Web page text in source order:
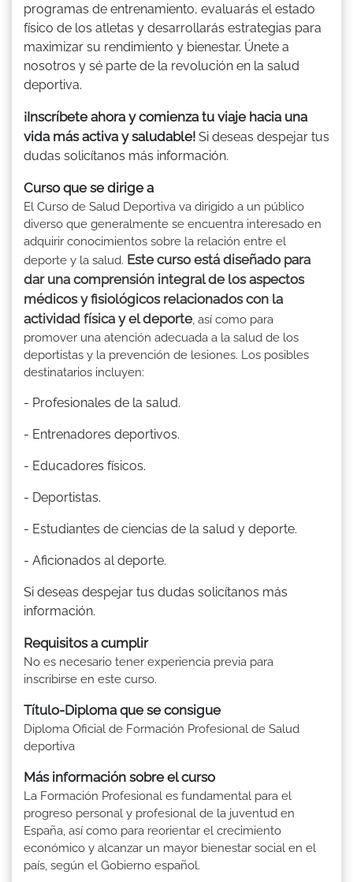
programas de entrenamiento, evaluarás el estado
físico de los atletas y desarrollarás estrategias para
maximizar su rendimiento y bienestar. Únete a
nosotros y sé parte de la revolución en la salud
deportiva.
¡Inscríbete ahora y comienza tu viaje hacia una
vida más activa y saludable! Si deseas despejar tus
dudas solicítanos más información.
Curso que se dirige a
El Curso de Salud Deportiva va dirigido a un público
diverso que generalmente se encuentra interesado en
adquirir conocimientos sobre la relación entre el
deporte y la salud. Este curso está diseñado para
dar una comprensión integral de los aspectos
médicos y fisiológicos relacionados con la
actividad física y el deporte, así como para
promover una atención adecuada a la salud de los
deportistas y la prevención de lesiones. Los posibles
destinatarios incluyen:
- Profesionales de la salud.
- Entrenadores deportivos.
- Educadores físicos.
- Deportistas.
- Estudiantes de ciencias de la salud y deporte.
- Aficionados al deporte.
Si deseas despejar tus dudas solicítanos más
información.
Requisitos a cumplir
No es necesario tener experiencia previa para
inscribirse en este curso.
Título-Diploma que se consigue
Diploma Oficial de Formación Profesional de Salud
deportiva
Más información sobre el curso
La Formación Profesional es fundamental para el
progreso personal y profesional de la juventud en
España, así como para reorientar el crecimiento
económico y alcanzar un mayor bienestar social en el
país, según el Gobierno español.